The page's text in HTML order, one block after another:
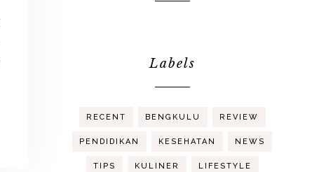
Labels
RECENT BENGKULU REVIEW
PENDIDIKAN KESEHATAN NEWS
TIPS KULINER LIFESTYLE